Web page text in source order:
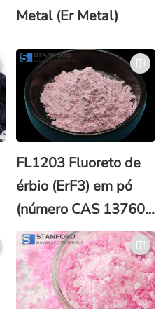
Metal (Er Metal)
FL1203 Fluoreto de
érbio (ErF3) em pó
(número CAS 13760-
83-3)